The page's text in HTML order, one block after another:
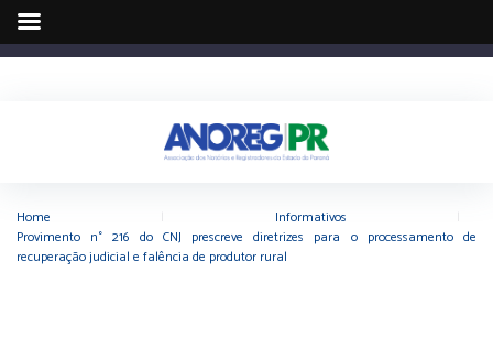
Home Informativos
Provimento n° 216 do CNJ prescreve diretrizes para o processamento de
recuperação judicial e falência de produtor rural